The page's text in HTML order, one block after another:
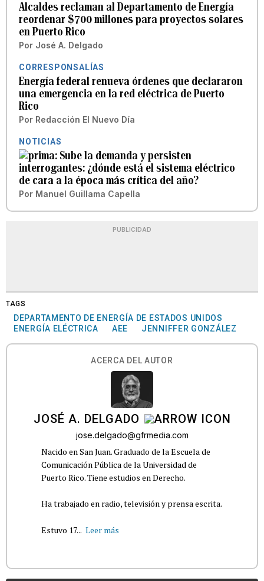
Alcaldes reclaman al Departamento de Energía
reordenar $700 millones para proyectos solares
en Puerto Rico
Por José A. Delgado
CORRESPONSALÍAS
Energía federal renueva órdenes que declararon
una emergencia en la red eléctrica de Puerto
Rico
Por Redacción El Nuevo Día
NOTICIAS
Sube la demanda y persisten
interrogantes: ¿dónde está el sistema eléctrico
de cara a la época más crítica del año?
Por Manuel Guillama Capella
PUBLICIDAD
TAGS
DEPARTAMENTO DE ENERGÍA DE ESTADOS UNIDOS
ENERGÍA ELÉCTRICA
AEE JENNIFFER GONZÁLEZ
ACERCA DEL AUTOR
JOSÉ A. DELGADO
jose.delgado@gfrmedia.com
Nacido en San Juan. Graduado de la Escuela de
Comunicación Pública de la Universidad de
Puerto Rico. Tiene estudios en Derecho.
Ha trabajado en radio, televisión y prensa escrita.
Estuvo 17... Leer más